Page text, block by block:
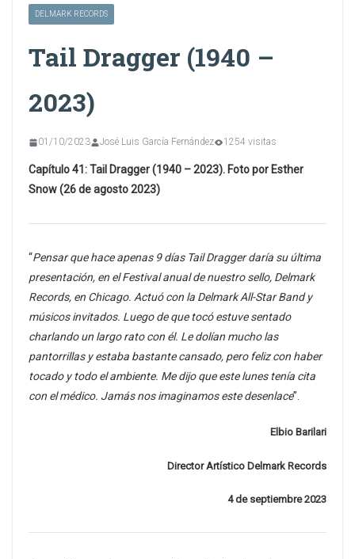
DELMARK RECORDS
Tail Dragger (1940 –
2023)
01/10/2023 José Luis García Fernández 1254 visitas
Capítulo 41: Tail Dragger (1940 – 2023). Foto por Esther
Snow (26 de agosto 2023)
“Pensar que hace apenas 9 días Tail Dragger daría su última
presentación, en el Festival anual de nuestro sello, Delmark
Records, en Chicago. Actuó con la Delmark All-Star Band y
músicos invitados. Luego de que tocó estuve sentado
charlando un largo rato con él. Le dolían mucho las
pantorrillas y estaba bastante cansado, pero feliz con haber
tocado y todo el ambiente. Me dijo que este lunes tenía cita
con el médico. Jamás nos imaginamos este desenlace”.
Elbio Barilari
Director Artístico Delmark Records
4 de septiembre 2023